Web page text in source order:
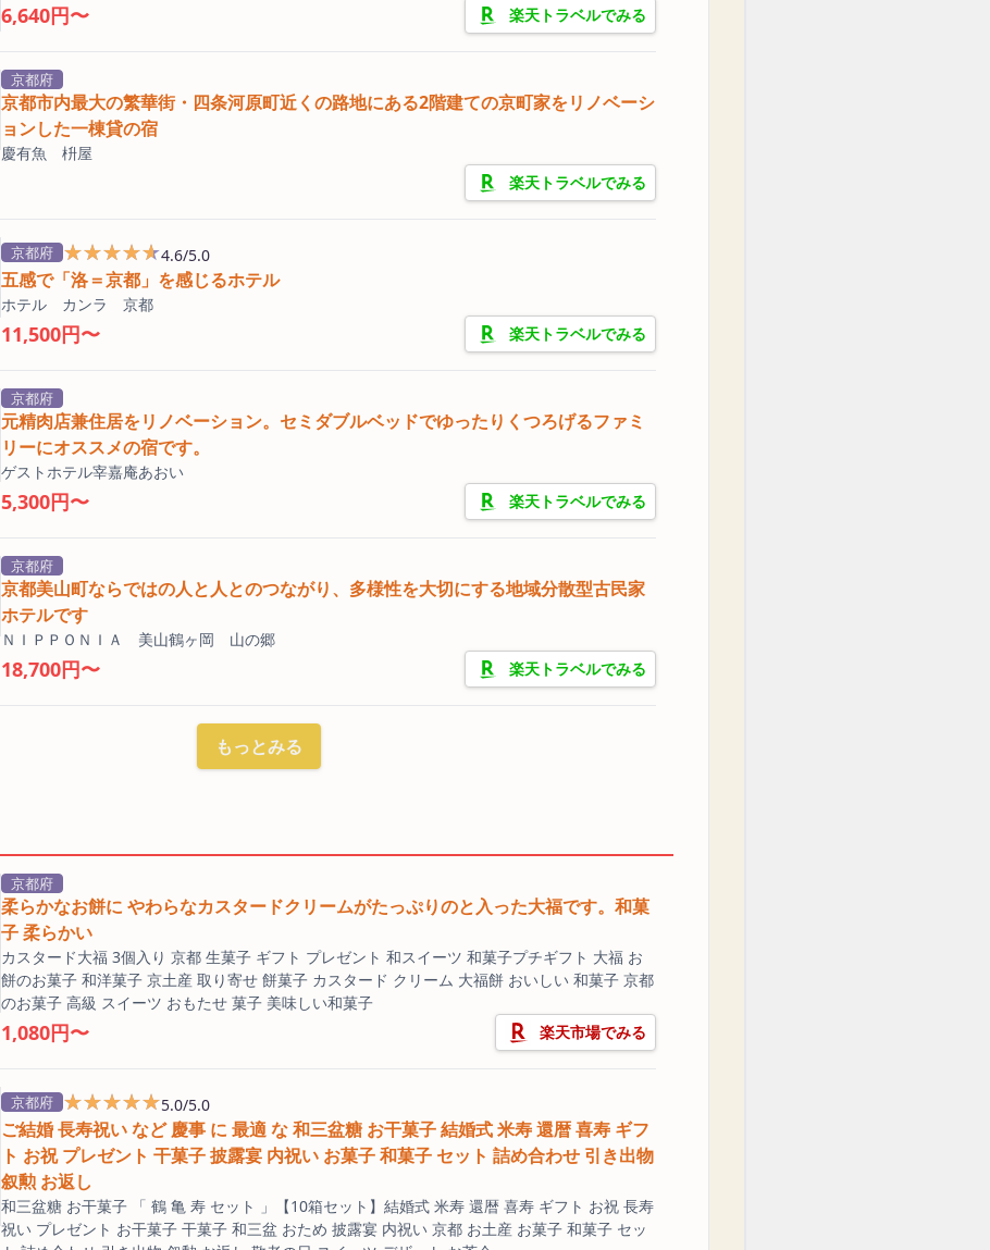
6,640円〜 楽天トラベルでみる
京都府
京都市内最大の繁華街・四条河原町近くの路地にある2階建ての京町家をリノベーシ
ョンした一棟貸の宿
慶有魚 枡屋
楽天トラベルでみる
京都府 ★★★★★
★★★★★4.6/5.0
五感で「洛＝京都」を感じるホテル
ホテル カンラ 京都
11,500円〜 楽天トラベルでみる
京都府
元精肉店兼住居をリノベーション。セミダブルベッドでゆったりくつろげるファミ
リーにオススメの宿です。
ゲストホテル宰嘉庵あおい
5,300円〜 楽天トラベルでみる
京都府
京都美山町ならではの人と人とのつながり、多様性を大切にする地域分散型古民家
ホテルです
ＮＩＰＰＯＮＩＡ 美山鶴ヶ岡 山の郷
18,700円〜 楽天トラベルでみる
もっとみる
京都府
柔らかなお餅に やわらなカスタードクリームがたっぷりのと入った大福です。和菓
子 柔らかい
カスタード大福 3個入り 京都 生菓子 ギフト プレゼント 和スイーツ 和菓子プチギフト 大福 お
餅のお菓子 和洋菓子 京土産 取り寄せ 餅菓子 カスタード クリーム 大福餅 おいしい 和菓子 京都
のお菓子 高級 スイーツ おもたせ 菓子 美味しい和菓子
1,080円〜 楽天市場でみる
京都府 ★★★★★
★★★★★5.0/5.0
ご結婚 長寿祝い など 慶事 に 最適 な 和三盆糖 お干菓子 結婚式 米寿 還暦 喜寿 ギフ
ト お祝 プレゼント 干菓子 披露宴 内祝い お菓子 和菓子 セット 詰め合わせ 引き出物
叙勲 お返し
和三盆糖 お干菓子 「 鶴 亀 寿 セット 」【10箱セット】結婚式 米寿 還暦 喜寿 ギフト お祝 長寿
祝い プレゼント お干菓子 干菓子 和三盆 おため 披露宴 内祝い 京都 お土産 お菓子 和菓子 セッ